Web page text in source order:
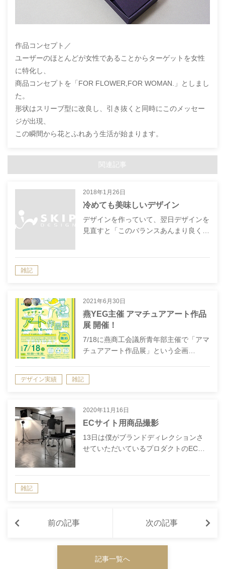
作品コンセプト／
ユーザーのほとんどが女性であることからターゲットを女性
に特化し、
商品コンセプトを「FOR FLOWER,FOR WOMAN.」としまし
た。
形状はスリーブ型に改良し、引き抜くと同時にこのメッセー
ジが出現、
この瞬間から花とふれあう生活が始まります。
関連記事
2018年1月26日
冷めても美味しいデザイン
デザインを作っていて、翌日デザインを
見直すと「このバランスあんまり良く…
雑記
2021年6月30日
燕YEG主催 アマチュアアート作品
展 開催！
7/18に燕商工会議所青年部主催で「アマ
チュアアート作品展」という企画…
デザイン実績 雑記
2020年11月16日
ECサイト用商品撮影
13日は僕がブランドディレクションさ
せていただいているプロダクトのEC…
雑記
前の記事 次の記事
記事一覧へ